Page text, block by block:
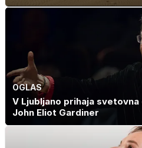
OGLAS
V Ljubljano prihaja
John Eliot Gardiner